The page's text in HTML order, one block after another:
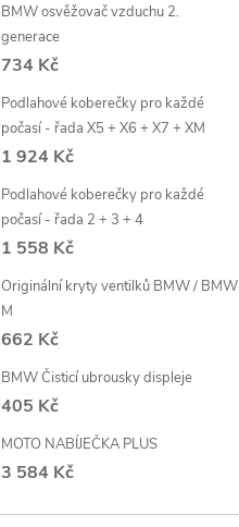
BMW osvěžovač vzduchu 2.
generace
734 Kč
Podlahové koberečky pro každé
počasí - řada X5 + X6 + X7 + XM
1 924 Kč
Podlahové koberečky pro každé
počasí - řada 2 + 3 + 4
1 558 Kč
Originální kryty ventilků BMW / BMW
M
662 Kč
BMW Čisticí ubrousky displeje
405 Kč
MOTO NABÍJEČKA PLUS
3 584 Kč
Plyšový pegas BMW
1 621 Kč